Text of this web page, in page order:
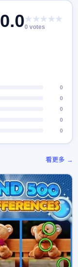
0.0★★★★★
0 votes
0
0
0
0
0
看更多 →